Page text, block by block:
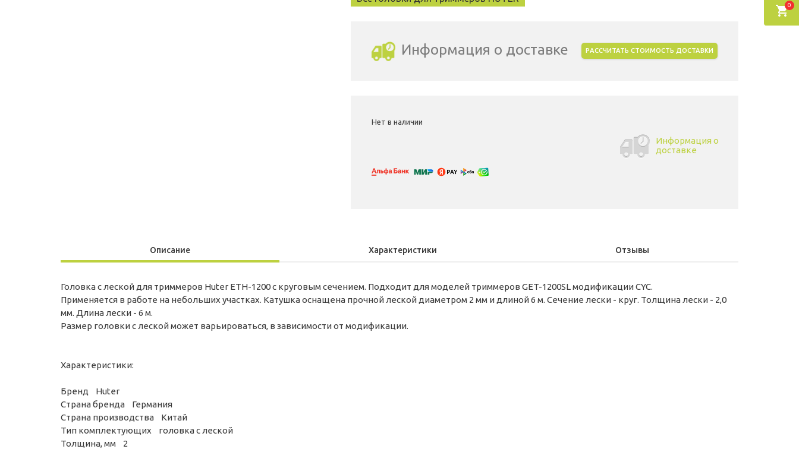
Информация о доставке РАССЧИТАТЬ СТОИМОСТЬ ДОСТАВКИ
Нет в наличии
Информация о
доставке
Описание Характеристики Отзывы
Головка с леской для триммеров Huter ETH-1200 с круговым сечением. Подходит для моделей триммеров GET-1200SL модификации CYC.
Применяется в работе на небольших участках. Катушка оснащена прочной леской диаметром 2 мм и длиной 6 м. Сечение лески - круг. Толщина лески - 2,0
мм. Длина лески - 6 м.
Размер головки с леской может варьироваться, в зависимости от модификации.
Характеристики:
Бренд Huter
Страна бренда Германия
Страна производства Китай
Тип комплектующих головка с леской
Толщина, мм 2
0